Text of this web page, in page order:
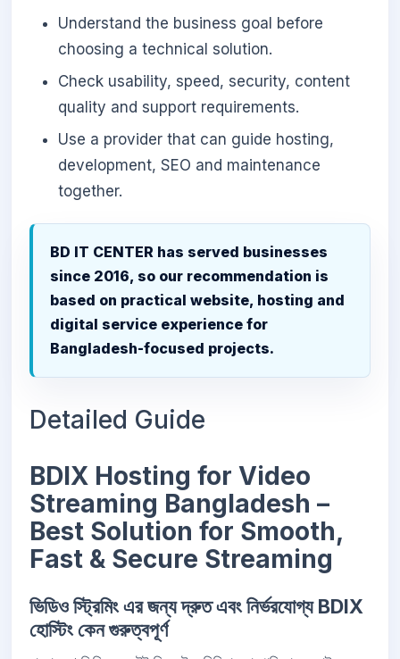
Understand the business goal before
choosing a technical solution.
Check usability, speed, security, content
quality and support requirements.
Use a provider that can guide hosting,
development, SEO and maintenance
together.
BD IT CENTER has served businesses
since 2016, so our recommendation is
based on practical website, hosting and
digital service experience for
Bangladesh-focused projects.
Detailed Guide
BDIX Hosting for Video
Streaming Bangladesh –
Best Solution for Smooth,
Fast & Secure Streaming
ভিডিও স্ট্রিমিং এর জন্য দ্রুত এবং নির্ভরযোগ্য BDIX
হোস্টিং কেন গুরুত্বপূর্ণ